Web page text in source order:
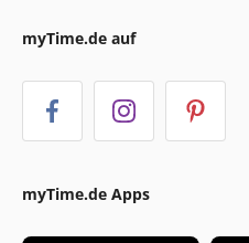
myTime.de auf
myTime.de Apps